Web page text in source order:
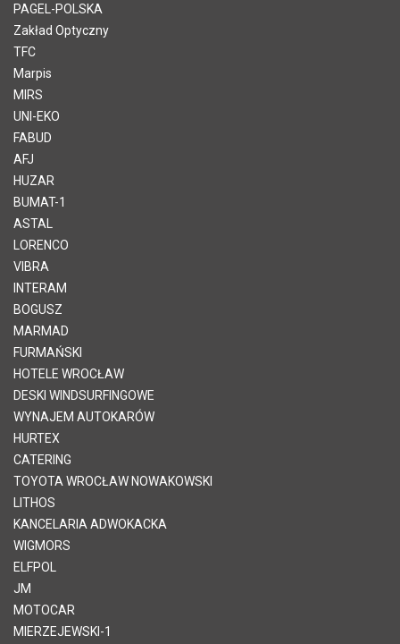
PAGEL-POLSKA
Zakład Optyczny
TFC
Marpis
MIRS
UNI-EKO
FABUD
AFJ
HUZAR
BUMAT-1
ASTAL
LORENCO
VIBRA
INTERAM
BOGUSZ
MARMAD
FURMAŃSKI
HOTELE WROCŁAW
DESKI WINDSURFINGOWE
WYNAJEM AUTOKARÓW
HURTEX
CATERING
TOYOTA WROCŁAW NOWAKOWSKI
LITHOS
KANCELARIA ADWOKACKA
WIGMORS
ELFPOL
JM
MOTOCAR
MIERZEJEWSKI-1